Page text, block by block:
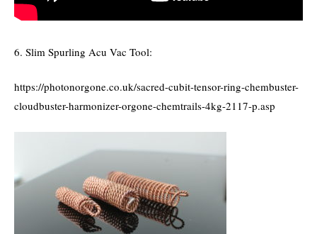
6. Slim Spurling Acu Vac Tool:
https://photonorgone.co.uk/sacred-cubit-tensor-ring-chembuster-
cloudbuster-harmonizer-orgone-chemtrails-4kg-2117-p.asp